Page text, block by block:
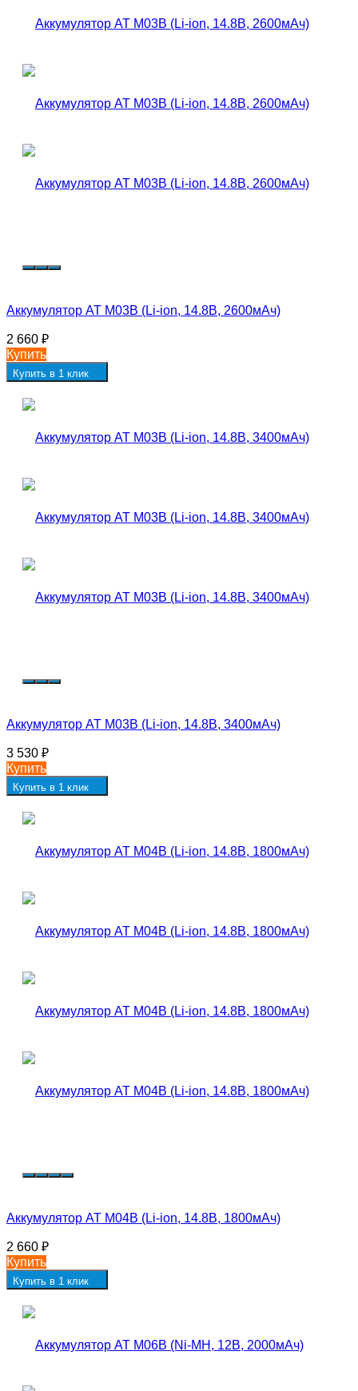
Аккумулятор AT M03B (Li-ion, 14.8В, 2600мАч)
2 660 ₽
Купить
Купить в 1 клик
Аккумулятор AT M03B (Li-ion, 14.8В, 3400мАч)
3 530 ₽
Купить
Купить в 1 клик
Аккумулятор AT M04B (Li-ion, 14.8В, 1800мАч)
2 660 ₽
Купить
Купить в 1 клик